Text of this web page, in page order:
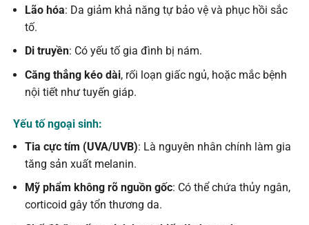
Lão hóa: Da giảm khả năng tự bảo vệ và phục hồi sắc
tố.
Di truyền: Có yếu tố gia đình bị nám.
Căng thẳng kéo dài, rối loạn giấc ngủ, hoặc mắc bệnh
nội tiết như tuyến giáp.
Yếu tố ngoại sinh:
Tia cực tím (UVA/UVB): Là nguyên nhân chính làm gia
tăng sản xuất melanin.
Mỹ phẩm không rõ nguồn gốc: Có thể chứa thủy ngân,
corticoid gây tổn thương da.